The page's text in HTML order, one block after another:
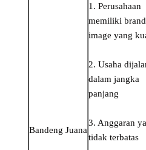
Bandeng Juana
1. Perusahaan
memiliki brand
image yang
2. Usaha
dalam jangka
panjang
3. Anggaran
tidak terbatas